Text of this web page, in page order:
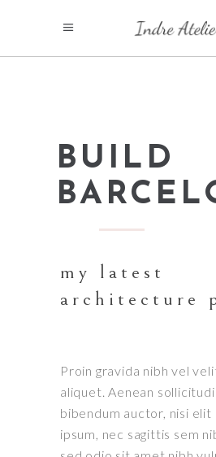
BUILD
my latest
architecture
Proin gravida nibh vel
aliquet. Aenean
bibendum auctor, nisi elit
ipsum, nec sagittis sem